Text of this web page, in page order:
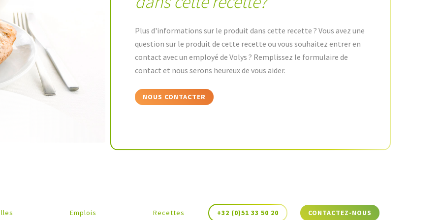
Plus d'informations sur le produit dans cette recette ? Vous avez une
question sur le produit de cette recette ou vous souhaitez entrer en
contact avec un employé de Volys ? Remplissez le formulaire de
contact et nous serons heureux de vous aider.
NOUS CONTACTER
Emplois Recettes +32 (0)51 33 50 20 CONTACTEZ-NOUS